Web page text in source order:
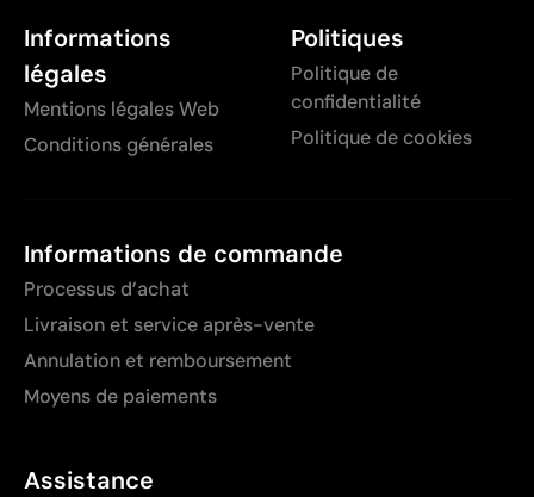
Informations
légales
Mentions légales Web
Conditions générales
Politiques
Politique de
confidentialité
Politique de cookies
Informations de commande
Processus d’achat
Livraison et service après-vente
Annulation et remboursement
Moyens de paiements
Assistance